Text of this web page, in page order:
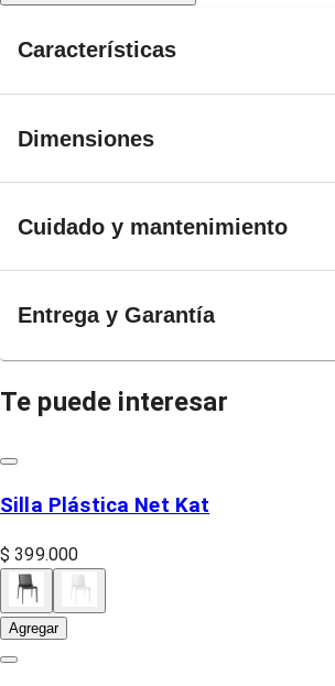
Características
Dimensiones
Cuidado y mantenimiento
Entrega y Garantía
Te puede interesar
Silla Plástica Net Kat
$ 399.000
Agregar